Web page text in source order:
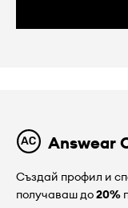
Answear
Създай профил и
получаваш до20%